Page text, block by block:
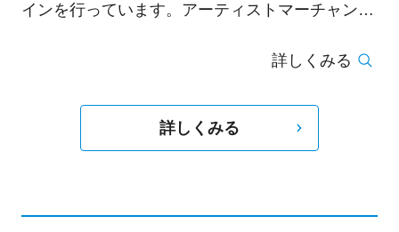
インを行っています。アーティストマーチャンダ
アニメーションなど国内外、ジャンルを問わず活
詳しくみる
詳しくみる